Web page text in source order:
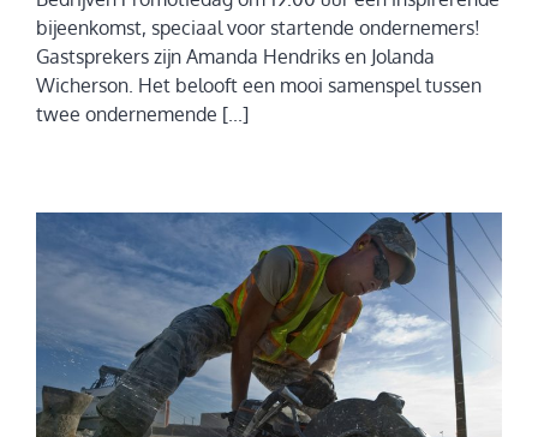
bijeenkomst, speciaal voor startende ondernemers!
Gastsprekers zijn Amanda Hendriks en Jolanda
Wicherson. Het belooft een mooi samenspel tussen
twee ondernemende [...]